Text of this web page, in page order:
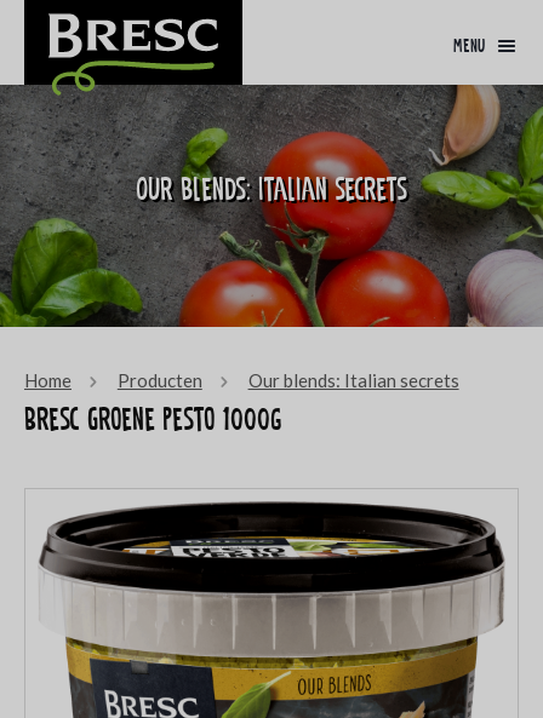
menu
Our blends: Italian secrets
Home Producten Our blends: Italian secrets
Bresc Groene pesto 1000g